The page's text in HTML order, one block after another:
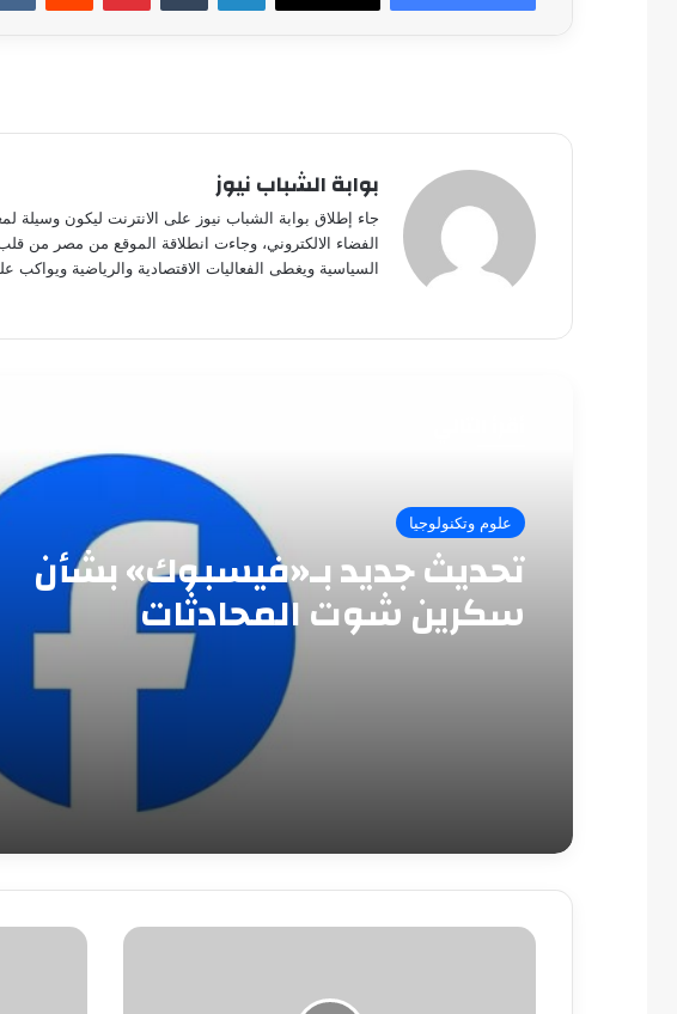
بوابة الشباب نيوز
جاء إطلاق بوابة الشباب نيوز على الانترنت ليكون وسيلة
الفضاء الالكتروني، وجاءت انطلاقة الموقع من مصر من قلب
السياسية ويغطى الفعاليات الاقتصادية والرياضية ويواكب
علوم وتكنولوجيا
تحديث جديد بـ«فيسبوك» بشأن
سكرين شوت المحادثات
7
"حفلة